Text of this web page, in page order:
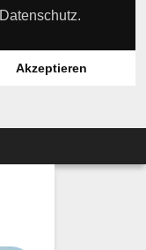
Akzeptieren